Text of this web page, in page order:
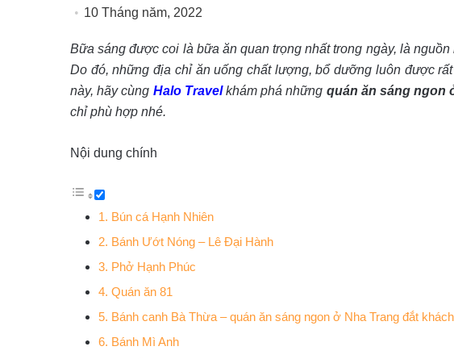
10 Tháng năm, 2022
Bữa sáng được coi là bữa ăn quan trọng nhất trong ngày, là
Do đó, những địa chỉ ăn uống chất lượng, bổ dưỡng luôn được
này, hãy cùng Halo Travelkhám phá những quán ăn sáng ngon
chỉ phù hợp nhé.
Nội dung chính
1. Bún cá Hạnh Nhiên
2. Bánh Ướt Nóng – Lê Đại Hành
3. Phở Hạnh Phúc
4. Quán ăn 81
5. Bánh canh Bà Thừa – quán ăn sáng ngon ở Nha Trang đắt khách
6. Bánh Mì Anh